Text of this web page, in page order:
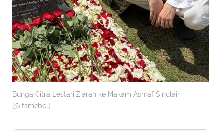
Bunga Citra Lestari Ziarah ke Makam Ashraf Sinclair.
[@itsmebcl]